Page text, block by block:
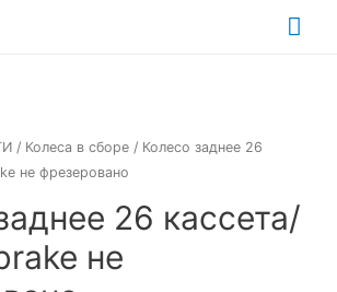
/ Колеса в сборе / Колесо заднее 26
не фрезеровано
26 кассета/
не